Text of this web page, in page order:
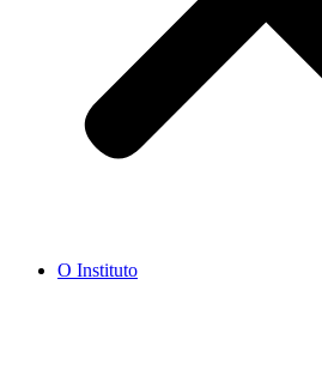
O Instituto